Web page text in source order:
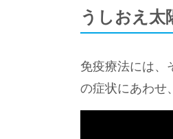
うしおえ太
免疫療法には、
の症状にあわせ